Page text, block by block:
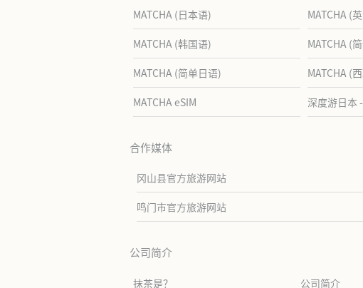
MATCHA (日本语) MATCHA (
MATCHA (韩国语) MATCHA (
MATCHA (简单日语) MATCHA (
MATCHA eSIM 深度游日本
合作媒体
冈山县官方旅游网站
鸣门市官方旅游网站
公司简介
抹茶是？ 公司简介